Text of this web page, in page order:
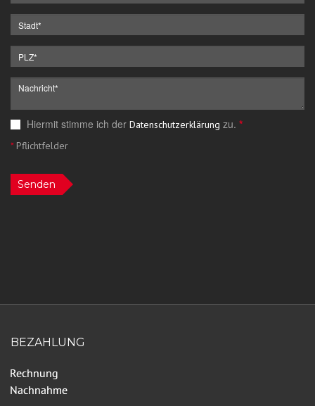
Hiermit stimme ich der Datenschutzerklärung zu. *
*Pflichtfelder
Senden
BEZAHLUNG